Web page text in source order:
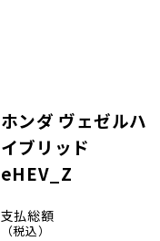
ホンダ ヴェゼルハ
イブリッド
eHEV_Z
支払総額
（税込）